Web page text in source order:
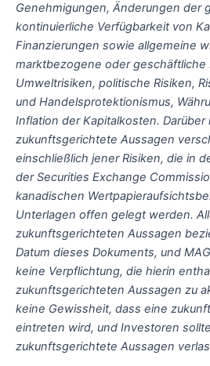
Genehmigungen, Änderungen der
kontinuierliche Verfügbarkeit von
Finanzierungen sowie allgemeine
marktbezogene oder geschäftliche
Umweltrisiken, politische Risiken,
und Handelsprotektionismus,
Inflation der Kapitalkosten. Darüber
zukunftsgerichtete Aussagen
einschließlich jener Risiken, die in
der Securities Exchange
kanadischen
Unterlagen offen gelegt werden.
zukunftsgerichteten Aussagen
Datum dieses Dokuments, und
keine Verpflichtung, die hierin
zukunftsgerichteten Aussagen zu
keine Gewissheit, dass eine
eintreten wird, und Investoren
zukunftsgerichtete Aussagen